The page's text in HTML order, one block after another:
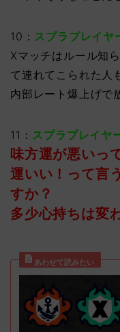
10： スプラプレイヤ
Xマッチはルール知
て連れてこられた人
内部レート爆上げで
11： スプラプレイヤ
味方運が悪いっ
運いい！って言
すか？
多少心持ちは変